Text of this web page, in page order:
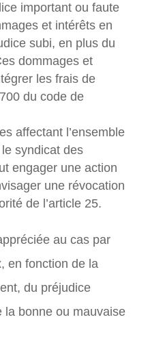
important ou faute
et intérêts en
subi, en plus du
dommages et
les frais de
du code de
affectant l’ensemble
syndicat des
engager une action
une révocation
de l’article 25.
au cas par
en fonction de la
du préjudice
la bonne ou mauvaise